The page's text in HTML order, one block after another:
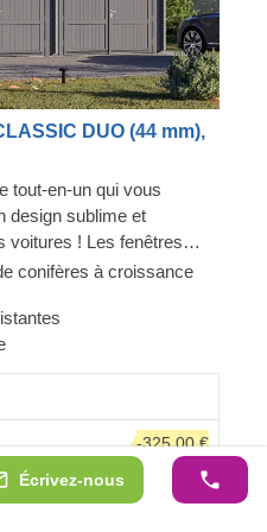
Écrivez-nous
DUO (44 mm),
tout-en-un qui vous
design sublime et
voitures ! Les fenêtres
accueillant, et la
sécurité de vos voitures.
retours à la station
votre toute nouvelle
CLASSIC DUO est
avantages !
conifères à croissance
-325,00 €